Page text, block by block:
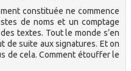
constituée ne commence
de noms et un comptage
textes. Tout le monde s’en
de suite aux signatures. Et on
de cela. Comment étouffer le